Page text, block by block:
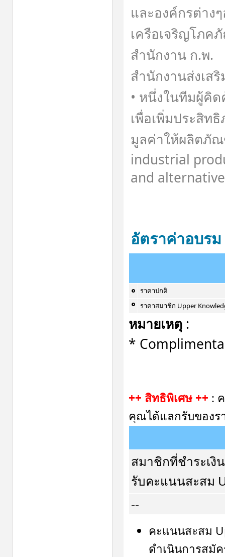
และองค์กรต่าง
เครือเจริญโภค
สำนักงาน ก.พ.
สำนักงานส่งเส
• หนึ่งในทีมผู้คิ
เพื่อเพิ่มประสิท
มูลค่าให้ผลิตภั
industrial
and
อัตราค่าอบรม
ราคาปกติ
ราคาสมาชิก Upper
หมายเหตุ :
*
++ สิทธิพิเศษ ++ :
คุณได้แลกรับของร
สมาชิกที่ชำระเงิ
รับคะแนนสะสม
--
คะแนนสะสม
ดำเนินการสมั